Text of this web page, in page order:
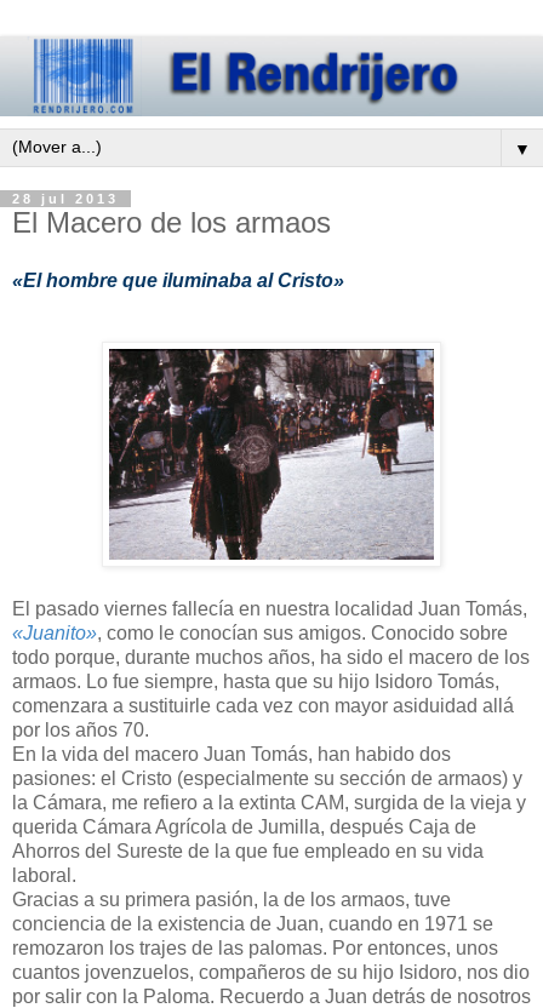
▼
28 jul 2013
El Macero de los armaos
«El hombre que iluminaba al Cristo»
El pasado viernes fallecía en nuestra localidad Juan Tomás,
«Juanito», como le conocían sus amigos. Conocido sobre
todo porque, durante muchos años, ha sido el macero de los
armaos. Lo fue siempre, hasta que su hijo Isidoro Tomás,
comenzara a sustituirle cada vez con mayor asiduidad allá
por los años 70.
En la vida del macero Juan Tomás, han habido dos
pasiones: el Cristo (especialmente su sección de armaos) y
la Cámara, me refiero a la extinta CAM, surgida de la vieja y
querida Cámara Agrícola de Jumilla, después Caja de
Ahorros del Sureste de la que fue empleado en su vida
laboral.
Gracias a su primera pasión, la de los armaos, tuve
conciencia de la existencia de Juan, cuando en 1971 se
remozaron los trajes de las palomas. Por entonces, unos
cuantos jovenzuelos, compañeros de su hijo Isidoro, nos dio
por salir con la Paloma. Recuerdo a Juan detrás de nosotros